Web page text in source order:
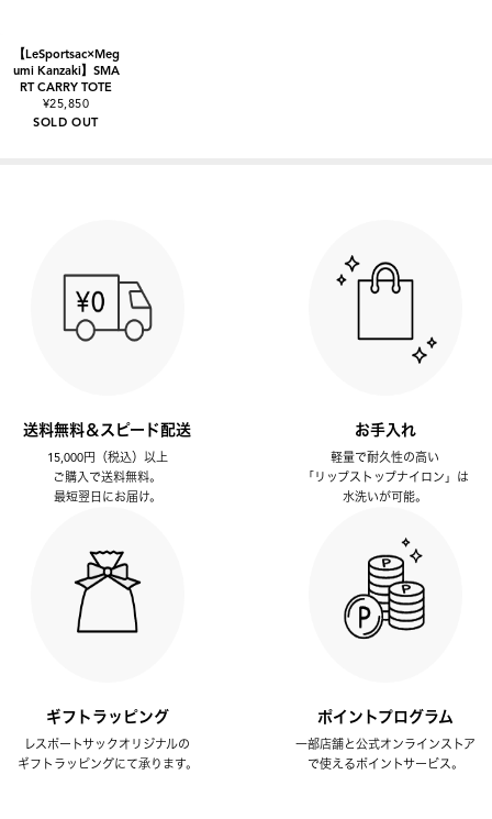
【LeSportsac×Meg
umi Kanzaki】SMA
RT CARRY TOTE
¥25,850
SOLD OUT
送料無料＆スピード配送
15,000円（税込）以上
ご購入で送料無料。
最短翌日にお届け。
お手入れ
軽量で耐久性の高い
「リップストップナイロン」は
水洗いが可能。
ギフトラッピング
レスポートサックオリジナルの
ギフトラッピングにて承ります。
ポイントプログラム
一部店舗と公式オンラインストア
で使えるポイントサービス。